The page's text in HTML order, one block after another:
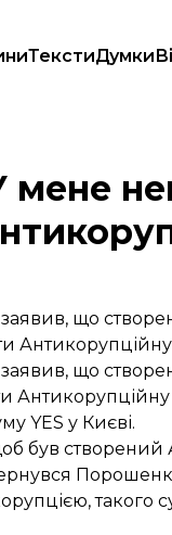
ТекстиДумки
створиться
що
що
YES у Києві.
був створений
такого